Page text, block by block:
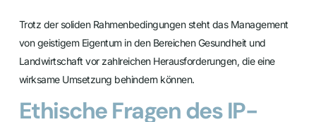
Trotz der soliden Rahmenbedingungen steht das Management
von geistigem Eigentum in den Bereichen Gesundheit und
Landwirtschaft vor zahlreichen Herausforderungen, die eine
wirksame Umsetzung behindern können.
Ethische Fragen des IP-